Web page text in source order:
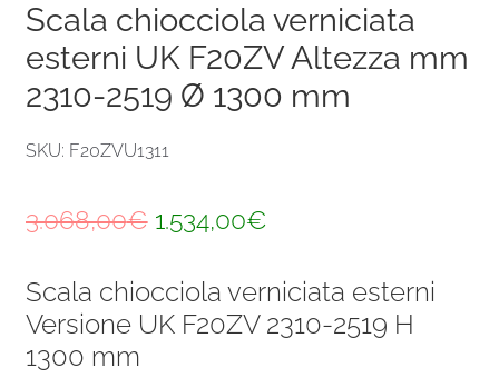
Scala chiocciola verniciata
esterni UK F20ZV Altezza mm
2310-2519 Ø 1300 mm
SKU: F20ZVU1311
3.068,00€ Il
originale
era:
1.534,00€Il
attuale
è:
Scala chiocciola verniciata esterni
Versione UK F20ZV 2310-2519 H
1300 mm